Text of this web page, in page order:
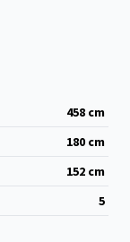
458 cm
180 cm
152 cm
5